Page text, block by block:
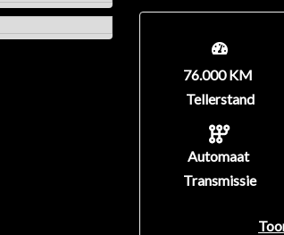
76.000 KM
Tellerstand
Automaat
Transmissie